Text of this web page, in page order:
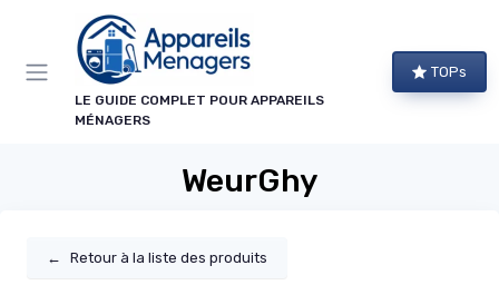
LE GUIDE COMPLET POUR APPAREILS
MÉNAGERS
TOPs
WeurGhy
← Retour à la liste des produits
Panneau de gestion des cookies